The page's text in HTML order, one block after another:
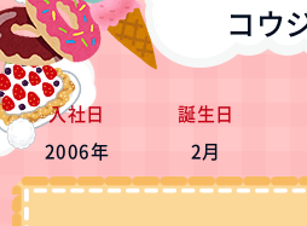
コウ
入社日 誕生日
2006年
2月